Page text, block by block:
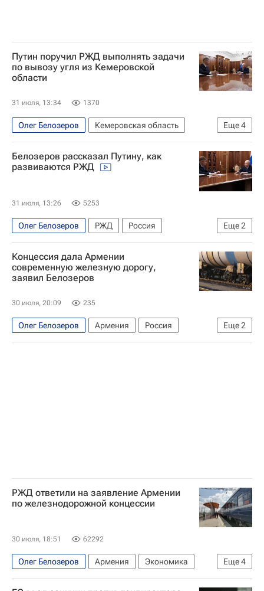
Путин поручил РЖД выполнять задачи
по вывозу угля из Кемеровской
области
31 июля, 13:34 1370
Еще4
Олег Белозеров
Кемеровская область
РЖД
Владимир Путин
Кемерово
Россия
Белозеров рассказал Путину, как
развиваются РЖД
31 июля, 13:26 5253
Еще2
Олег Белозеров РЖД
Россия
Владимир Путин
Экономика
Концессия дала Армении
современную железную дорогу,
заявил Белозеров
30 июля, 20:09 235
Еще2
Олег Белозеров Армения
Россия
Никол Пашинян
РЖД
РЖД ответили на заявление Армении
по железнодорожной концессии
30 июля, 18:51 62292
Еще4
Олег Белозеров Армения
Экономика
Россия
РЖД Никол Пашинян В мире